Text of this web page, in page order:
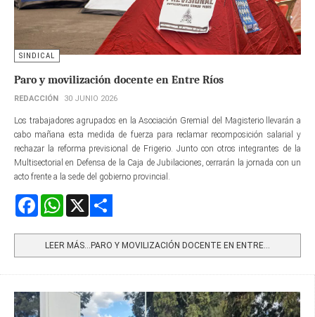
SINDICAL
Paro y movilización docente en Entre Ríos
REDACCIÓN 30 JUNIO 2026
Los trabajadores agrupados en la Asociación Gremial del Magisterio llevarán a
cabo mañana esta medida de fuerza para reclamar recomposición salarial y
rechazar la reforma previsional de Frigerio. Junto con otros integrantes de la
Multisectorial en Defensa de la Caja de Jubilaciones, cerrarán la jornada con un
acto frente a la sede del gobierno provincial.
FacebookWhatsApp
LEER MÁS…PARO Y MOVILIZACIÓN DOCENTE EN ENTRE...